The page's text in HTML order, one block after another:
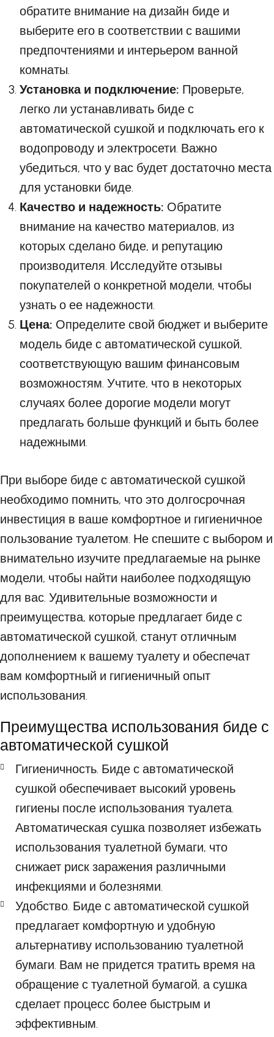
обратите внимание на дизайн биде и
выберите его в соответствии с вашими
предпочтениями и интерьером ванной
комнаты.
Установка и подключение: Проверьте,
легко ли устанавливать биде с
автоматической сушкой и подключать его к
водопроводу и электросети. Важно
убедиться, что у вас будет достаточно места
для установки биде.
Качество и надежность: Обратите
внимание на качество материалов, из
которых сделано биде, и репутацию
производителя. Исследуйте отзывы
покупателей о конкретной модели, чтобы
узнать о ее надежности.
Цена: Определите свой бюджет и выберите
модель биде с автоматической сушкой,
соответствующую вашим финансовым
возможностям. Учтите, что в некоторых
случаях более дорогие модели могут
предлагать больше функций и быть более
надежными.
При выборе биде с автоматической сушкой
необходимо помнить, что это долгосрочная
инвестиция в ваше комфортное и гигиеничное
пользование туалетом. Не спешите с выбором и
внимательно изучите предлагаемые на рынке
модели, чтобы найти наиболее подходящую
для вас. Удивительные возможности и
преимущества, которые предлагает биде с
автоматической сушкой, станут отличным
дополнением к вашему туалету и обеспечат
вам комфортный и гигиеничный опыт
использования.
Преимущества использования биде с
автоматической сушкой
Гигиеничность. Биде с автоматической
сушкой обеспечивает высокий уровень
гигиены после использования туалета.
Автоматическая сушка позволяет избежать
использования туалетной бумаги, что
снижает риск заражения различными
инфекциями и болезнями.
Удобство. Биде с автоматической сушкой
предлагает комфортную и удобную
альтернативу использованию туалетной
бумаги. Вам не придется тратить время на
обращение с туалетной бумагой, а сушка
сделает процесс более быстрым и
эффективным.